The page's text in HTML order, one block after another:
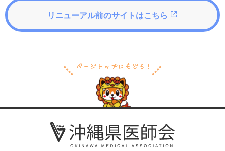
リニューアル前のサイトはこちら